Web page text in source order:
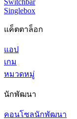
Singlebox
แค็ตตาล็อก
แอป
เกม
หมวดหมู่
นักพัฒนา
คอนโซลนักพัฒนา